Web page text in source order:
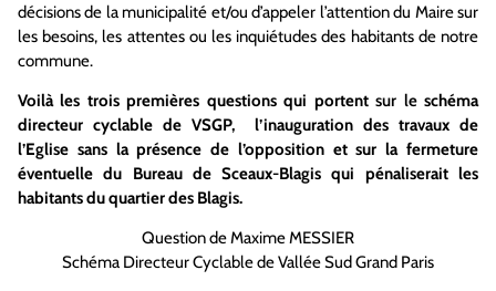
décisions de la municipalité et/ou d’appeler l’attention du Maire sur
les besoins, les attentes ou les inquiétudes des habitants de notre
commune.
Voilà les trois premières questions qui portentsur leschéma
directeur cyclable de VSGP, l’inauguration des travaux de
l’Eglise sans la présence de l’opposition et sur la fermeture
éventuelle du Bureau de Sceaux-Blagis qui pénaliserait les
habitants du quartier des Blagis.
Question de Maxime MESSIER
Schéma Directeur Cyclable de Vallée Sud Grand Paris